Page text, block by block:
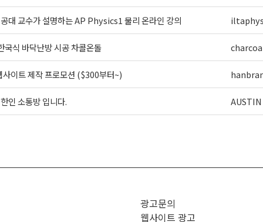
대 교수가 설명하는 AP Physics1 물리 온라인 강의
국식 바닥난방 시공 차콜온돌
사이트 제작 프로모션 ($300부터~)
인 소통방 입니다. AUSTIN
광고문의
웹사이트 광고